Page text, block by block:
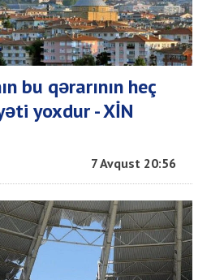
bu qərarının heç
yoxdur - XİN
7 Avqust 20:56